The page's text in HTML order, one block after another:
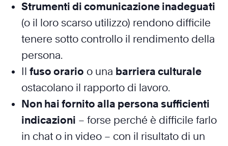
Strumenti di comunicazione inadeguati
(o il loro scarso utilizzo) rendono difficile
tenere sotto controllo il rendimento della
persona.
Il fuso orario o una barriera culturale
ostacolano il rapporto di lavoro.
Non hai fornito alla persona sufficienti
indicazioni – forse perché è difficile farlo
in chat o in video – con il risultato di un